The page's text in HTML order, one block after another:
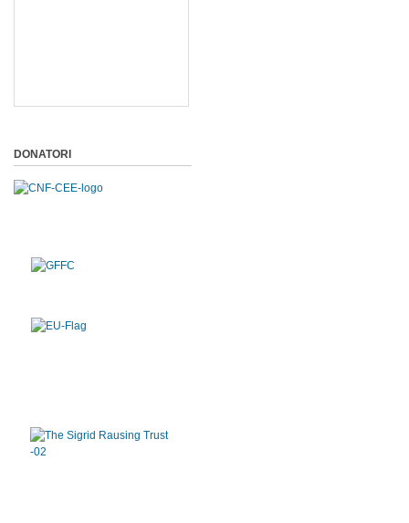
DONATORI